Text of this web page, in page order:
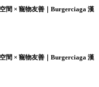
間 × 寵物友善｜Burgerciaga 漢
間 × 寵物友善｜Burgerciaga 漢